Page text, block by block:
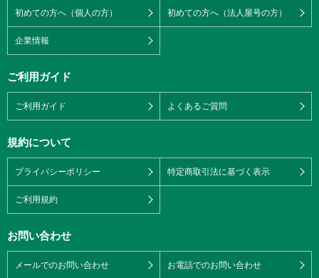
初めての方へ（個人の方） 初めての方へ（法人屋号の方）
企業情報
ご利用ガイド
ご利用ガイド よくあるご質問
規約について
プライバシーポリシー 特定商取引法に基づく表示
ご利用規約
お問い合わせ
メールでのお問い合わせ お電話でのお問い合わせ